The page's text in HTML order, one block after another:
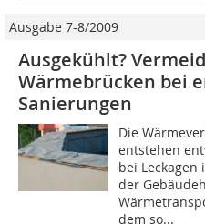
Ausgabe 7-8/2009
Ausgekühlt?
Wärmebrücken bei
Sanierungen
Die
entstehen
bei
der
dem so...